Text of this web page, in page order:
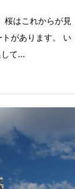
桜はこれからが見
があります。 い
て...